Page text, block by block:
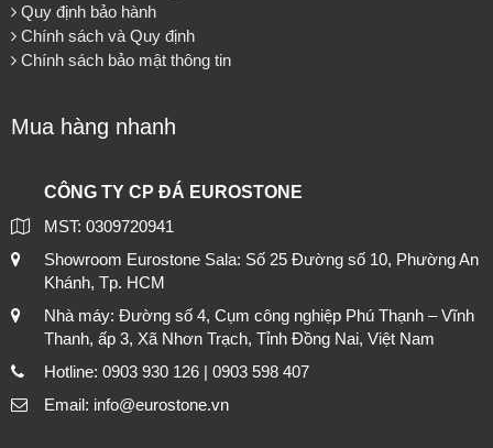
Quy định bảo hành
Chính sách và Quy định
Chính sách bảo mật thông tin
Mua hàng nhanh
CÔNG TY CP ĐÁ EUROSTONE
MST: 0309720941
Showroom Eurostone Sala: Số 25 Đường số 10, Phường An
Khánh, Tp. HCM
Nhà máy: Đường số 4, Cụm công nghiệp Phú Thạnh – Vĩnh
Thanh, ấp 3, Xã Nhơn Trạch, Tỉnh Đồng Nai, Việt Nam
Hotline: 0903 930 126 | 0903 598 407
Email: info@eurostone.vn